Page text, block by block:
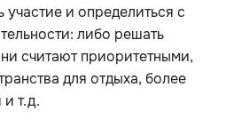
и определиться с
либо решать
считают приоритетными,
для отдыха, более
т.д.